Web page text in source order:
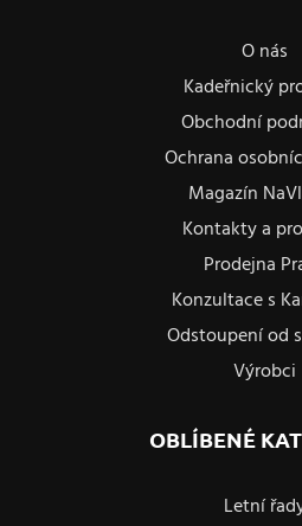
O nás
Kadeřnický
Obchodní
Ochrana
Magazín
Kontakty a
Prodejna
Konzultace s
Odstoupení od
Výrobci
OBLÍBENÉ
Letní